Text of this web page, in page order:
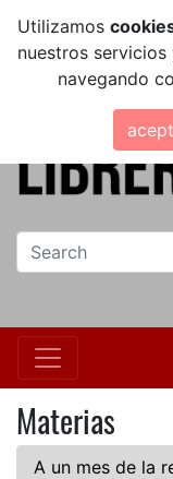
Utilizamos
nuestros
navegando
Materias
A un mes de la